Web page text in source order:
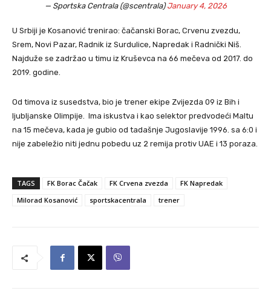
— Sportska Centrala (@scentrala)January 4, 2026
U Srbiji je Kosanović trenirao: čačanski Borac, Crvenu zvezdu,
Srem, Novi Pazar, Radnik iz Surdulice, Napredak i Radnički Niš.
Najduže se zadržao u timu iz Kruševca na 66 mečeva od 2017. do
2019. godine.
Od timova iz susedstva, bio je trener ekipe Zvijezda 09 iz Bih i
ljubljanske Olimpije. Ima iskustva i kao selektor predvodeći Maltu
na 15 mečeva, kada je gubio od tadašnje Jugoslavije 1996. sa 6:0 i
nije zabeležio niti jednu pobedu uz 2 remija protiv UAE i 13 poraza.
TAGS FK Borac Čačak FK Crvena zvezda
FK Napredak
Milorad Kosanović
sportskacentrala trener